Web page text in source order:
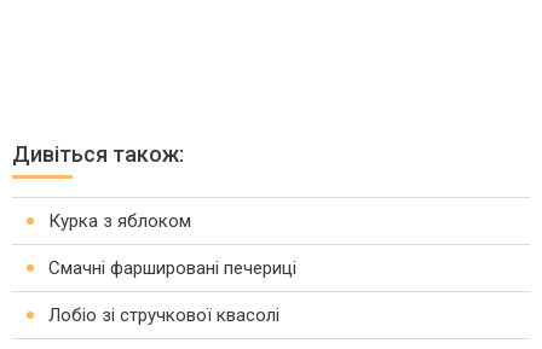
Дивіться також:
Курка з яблоком
Смачні фаршировані печериці
Лобіо зі стручкової квасолі